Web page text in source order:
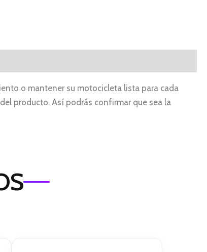
o mantener su motocicleta lista para cada
producto. Así podrás confirmar que sea la